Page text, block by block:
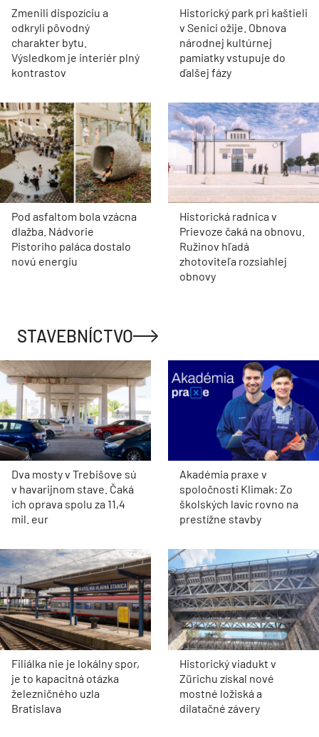
Zmenili dispozíciu a
odkryli pôvodný
charakter bytu.
Výsledkom je interiér plný
kontrastov
Historický park pri kaštieli
v Senici ožije. Obnova
národnej kultúrnej
pamiatky vstupuje do
ďalšej fázy
Pod asfaltom bola vzácna
dlažba. Nádvorie
Pistoriho paláca dostalo
novú energiu
Historická radnica v
Prievoze čaká na obnovu.
Ružinov hľadá
zhotoviteľa rozsiahlej
obnovy
STAVEBNÍCTVO
Dva mosty v Trebišove sú
v havarijnom stave. Čaká
ich oprava spolu za 11,4
mil. eur
Akadémia praxe v
spoločnosti Klimak: Zo
školských lavíc rovno na
prestížne stavby
Filiálka nie je lokálny spor,
je to kapacitná otázka
železničného uzla
Bratislava
Historický viadukt v
Zürichu získal nové
mostné ložiská a
dilatačné závery